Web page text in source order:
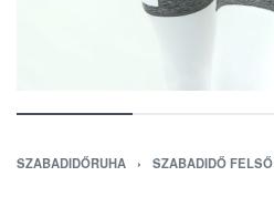
SZABADIDŐRUHA › SZABADIDŐ FELSŐ